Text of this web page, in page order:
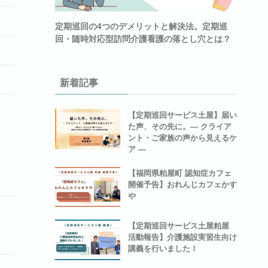
定期巡回の4つのデメリットと解決法。定期巡
回・随時対応型訪問介護看護の落とし穴とは？
新着記事
【定期巡回サービス土屋】届い
た声、その先に。― クライア
ント・ご家族の声から見えるケ
ア ―
【福岡県粕屋町 認知症カフェ
開催予告】おれんじカフェかす
や
【定期巡回サービス土屋粕屋
活動報告】介護施設実習生向け
講義を行いました！